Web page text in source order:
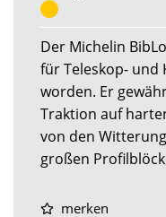
Der Michelin
für Teleskop- und
worden. Er
Traktion auf
von den
großen
merken